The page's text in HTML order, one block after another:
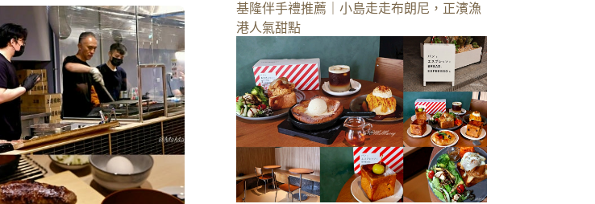
基隆伴手禮推薦｜小島走走布朗尼，正濱漁
港人氣甜點